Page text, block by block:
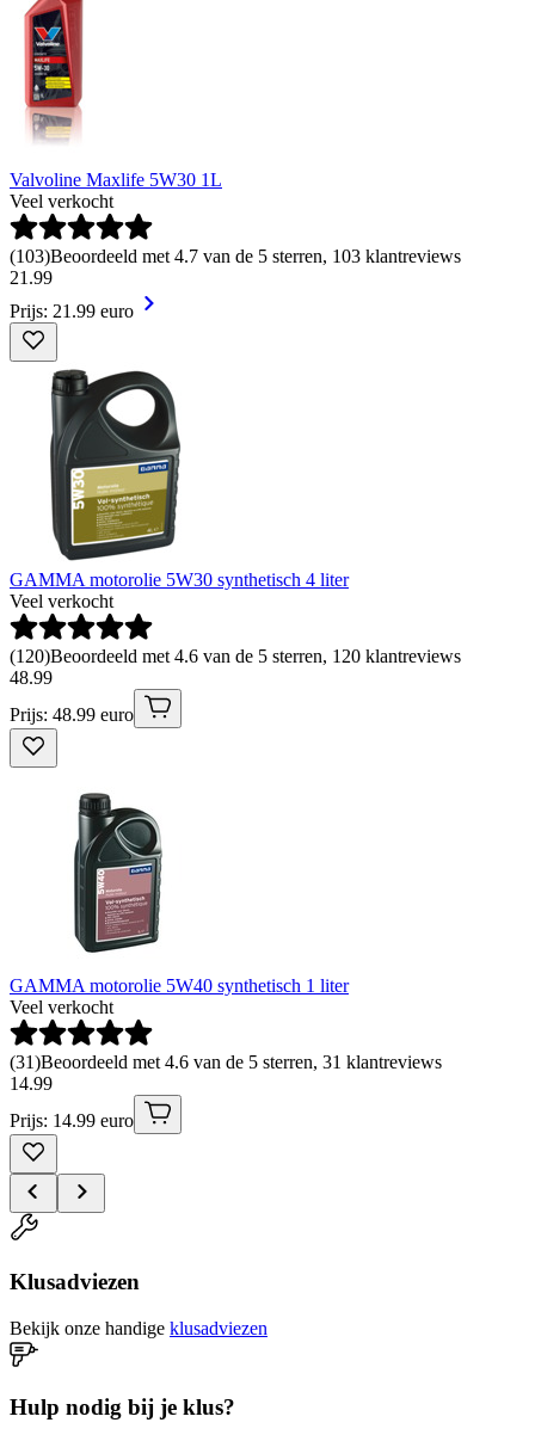
Valvoline Maxlife 5W30 1L
Veel verkocht
(103)Beoordeeld met 4.7 van de 5 sterren, 103 klantreviews
21 .99
Prijs: 21.99 euro
GAMMA motorolie 5W30 synthetisch 4 liter
Veel verkocht
(120)Beoordeeld met 4.6 van de 5 sterren, 120 klantreviews
48.99
Prijs: 48.99 euro
GAMMA motorolie 5W40 synthetisch 1 liter
Veel verkocht
(31)Beoordeeld met 4.6 van de 5 sterren, 31 klantreviews
14.99
Prijs: 14.99 euro
Klusadviezen
Bekijk onze handige klusadviezen
Hulp nodig bij je klus?